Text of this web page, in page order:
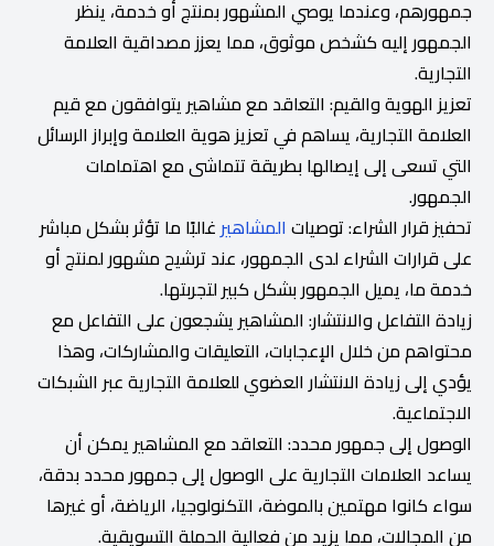
جمهورهم، وعندما يوصي المشهور بمنتج أو خدمة، ينظر
الجمهور إليه كشخص موثوق، مما يعزز مصداقية العلامة
التجارية.
تعزيز الهوية والقيم: التعاقد مع مشاهير يتوافقون مع قيم
العلامة التجارية، يساهم في تعزيز هوية العلامة وإبراز الرسائل
التي تسعى إلى إيصالها بطريقة تتماشى مع اهتمامات
الجمهور.
تحفيز قرار الشراء: توصيات المشاهيرغالبًا ما تؤثر بشكل مباشر
على قرارات الشراء لدى الجمهور، عند ترشيح مشهور لمنتج أو
خدمة ما، يميل الجمهور بشكل كبير لتجربتها.
زيادة التفاعل والانتشار: المشاهير يشجعون على التفاعل مع
محتواهم من خلال الإعجابات، التعليقات والمشاركات، وهذا
يؤدي إلى زيادة الانتشار العضوي للعلامة التجارية عبر الشبكات
الاجتماعية.
الوصول إلى جمهور محدد: التعاقد مع المشاهير يمكن أن
يساعد العلامات التجارية على الوصول إلى جمهور محدد بدقة،
سواء كانوا مهتمين بالموضة، التكنولوجيا، الرياضة، أو غيرها
من المجالات، مما يزيد من فعالية الحملة التسويقية.